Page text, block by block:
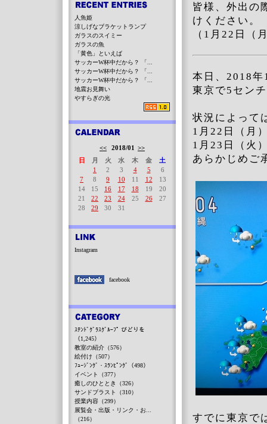
皆様、外出の
けください。
（1月22日
本日、2018
東京で5セン
状況によって
1月22日（月
1月23日（火
あらかじめご
すでに東京で
人魚姫
涼しげなブラケットランプ
ガラスのスイミー
ガラスの魚
「黄色」といえば
サッカーW杯中だから？ 「...
サッカーW杯中だから？ 「...
サッカーW杯中だから？ 「...
地震お見舞い
やすらぎの光
<< 2018/01 >>
日
月 火 水 木 金
土
1
2 3 4 5
6
7
8 9 10 11 12
13
14
15 16 17 18 19
20
21
22 23 24 25 26
27
28
29 30 31
Instagram
facebook
ｽﾃﾝﾄﾞｸﾞﾗｽｸﾞﾙｰﾌﾟ びどりを
（1,245）
教室の紹介（576）
絵付け（507）
ﾌｭｰｼﾞﾝｸﾞ・ｽﾗﾝﾋﾟﾝｸﾞ（498）
イベント（377）
癒しのひととき（326）
サンドブラスト（310）
授業内容（299）
展覧会・出版・リンク・お...
（216）